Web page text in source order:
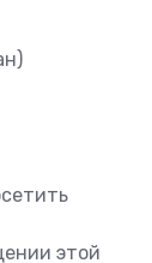
этой